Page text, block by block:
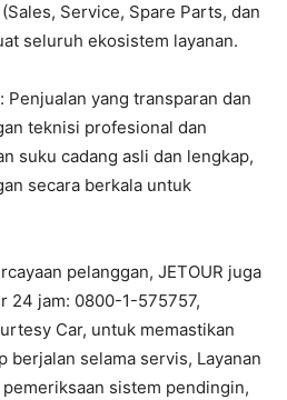
Service, Spare Parts, dan
seluruh ekosistem layanan.
Penjualan yang transparan dan
teknisi profesional dan
suku cadang asli dan lengkap,
secara berkala untuk
pelanggan, JETOUR juga
24 jam: 0800-1-575757,
Car, untuk memastikan
berjalan selama servis, Layanan
sistem pendingin,